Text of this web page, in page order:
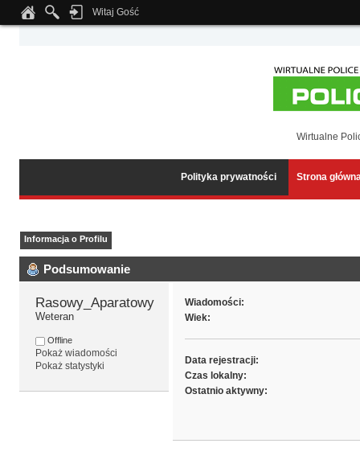
Notice: Undefined index: tapatalk_body_hook in
Witaj Gość
Wirtualne
Polityka prywatności Strona
Informacja o Profilu
Podsumowanie
Weteran
Offline
Pokaż wiadomości
Pokaż statystyki
Wiadomości:
Wiek:
Data rejestracji:
Czas lokalny:
Ostatnio aktywny: